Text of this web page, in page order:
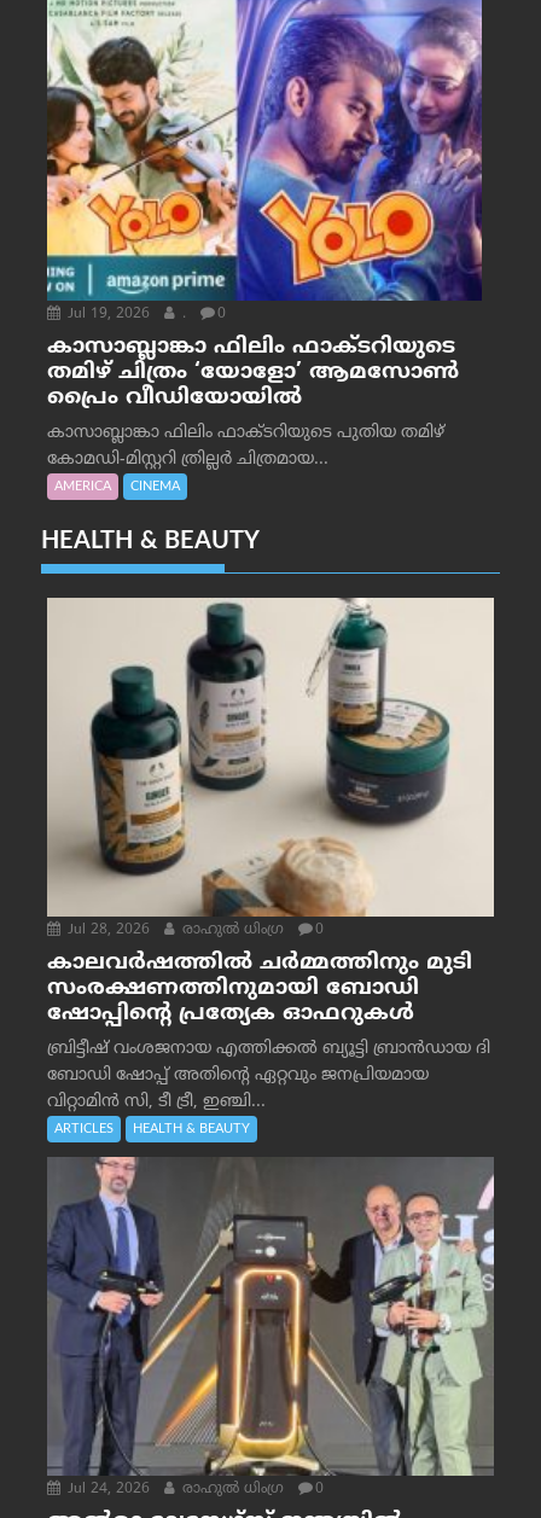
Jul 19, 2026 . 0
കാസാബ്ലാങ്കാ ഫിലിം ഫാക്ടറിയുടെ
തമിഴ് ചിത്രം ‘യോളോ’ ആമസോൺ
പ്രൈം വീഡിയോയിൽ
കാസാബ്ലാങ്കാ ഫിലിം ഫാക്ടറിയുടെ പുതിയ തമിഴ്
കോമഡി-മിസ്റ്ററി ത്രില്ലർ ചിത്രമായ...
AMERICA CINEMA
HEALTH & BEAUTY
Jul 28, 2026 രാഹുല്‍ ധിംഗ്ര 0
കാലവർഷത്തിൽ ചർമ്മത്തിനും മുടി
സംരക്ഷണത്തിനുമായി ബോഡി
ഷോപ്പിന്റെ പ്രത്യേക ഓഫറുകൾ
ബ്രിട്ടീഷ് വംശജനായ എത്തിക്കൽ ബ്യൂട്ടി ബ്രാൻഡായ ദി
ബോഡി ഷോപ്പ് അതിന്റെ ഏറ്റവും ജനപ്രിയമായ
വിറ്റാമിൻ സി, ടീ ട്രീ, ഇഞ്ചി...
ARTICLES HEALTH & BEAUTY
Jul 24, 2026 രാഹുല്‍ ധിംഗ്ര 0